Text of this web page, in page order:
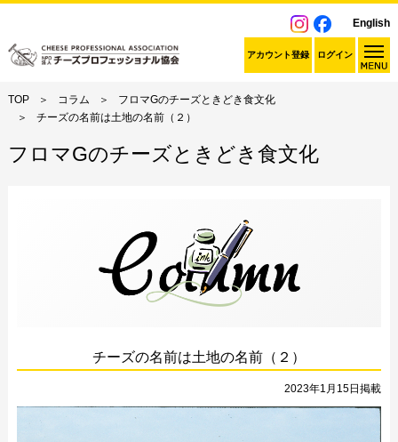
English
アカウント登録 ログイン
TOP コラム
フロマGのチーズときどき食文化
チーズの名前は土地の名前（２）
フロマGのチーズときどき食文化
チーズの名前は土地の名前（２）
2023年1月15日掲載